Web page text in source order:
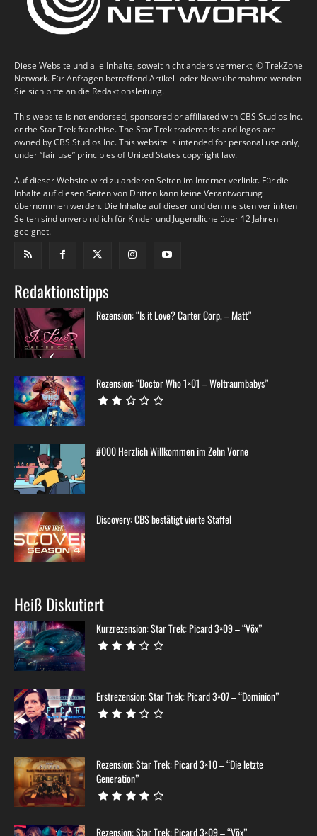
Diese Website und alle Inhalte, soweit nicht anders vermerkt, © TrekZone
Network. Für Anfragen betreffend Artikel- oder Newsübernahme wenden
Sie sich bitte an die Redaktionsleitung.
This website is not endorsed, sponsored or affiliated with CBS Studios Inc.
or the Star Trek franchise. The Star Trek trademarks and logos are
owned by CBS Studios Inc. This website is intended for personal use only,
under “fair use” principles of United States copyright law.
Auf dieser Website wird zu anderen Seiten im Internet verlinkt. Für die
Inhalte auf diesen Seiten von Dritten kann keine Verantwortung
übernommen werden. Die Inhalte auf dieser und den meisten verlinkten
Seiten sind unverbindlich für Kinder und Jugendliche über 12 Jahren
geeignet.
Redaktionstipps
Rezension: “Is it Love? Carter Corp. – Matt”
Rezension: “Doctor Who 1×01 – Weltraumbabys”
#000 Herzlich Willkommen im Zehn Vorne
Discovery: CBS bestätigt vierte Staffel
Heiß Diskutiert
Kurzrezension: Star Trek: Picard 3×09 – “Võx”
Erstrezension: Star Trek: Picard 3×07 – “Dominion”
Rezension: Star Trek: Picard 3×10 – “Die letzte
Generation”
Rezension: Star Trek: Picard 3×09 – “Võx”